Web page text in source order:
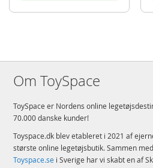
Om ToySpace
ToySpace er Nordens online
70.000 danske kunder!
Toyspace.dk blev etableret i 2021 af
største online legetøjsbutik. Sammen
Toyspace.se i Sverige har vi skabt en af